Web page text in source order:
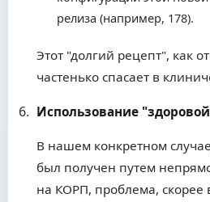
релиза (например, 178).
Этот "долгий рецепт", как
частенько спасает в
Использование
В нашем конкретном
был получен путем
на КОРП, проблема, скорее